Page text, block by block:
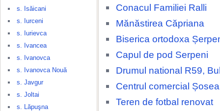
s. Isăicani
s. Iurceni
s. Iurievca
s. Ivancea
s. Ivanovca
s. Ivanovca Nouă
s. Javgur
s. Joltai
s. Lăpuşna
Conacul Familiei Ralli
Mănăstirea Căpriana
Biserica ortodoxa
Capul de pod Serpeni
Drumul national R59,
Centrul comercial
Teren de fotbal renovat